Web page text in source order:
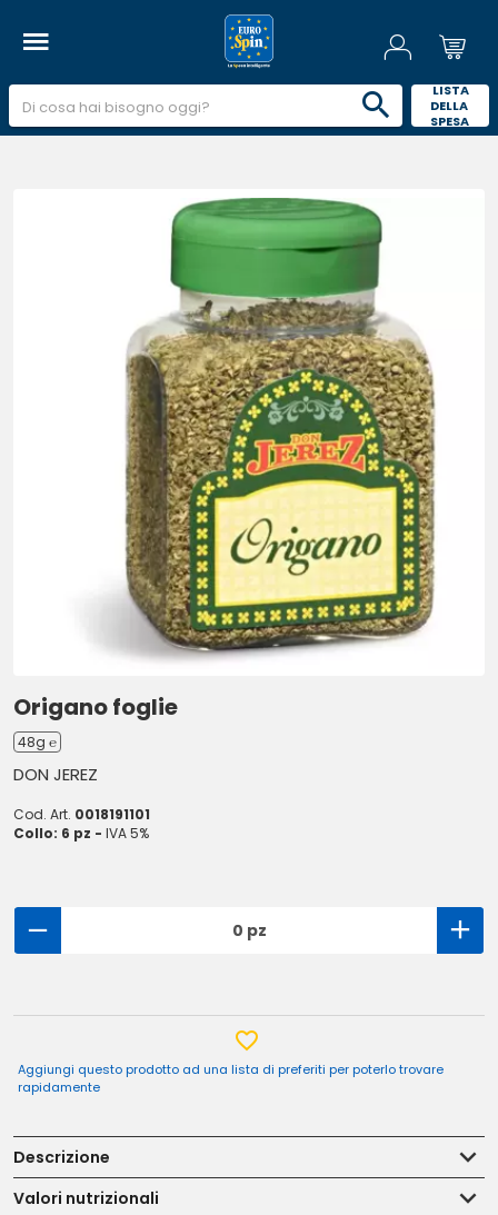
LISTA
DELLA
SPESA
Origano foglie
48g ℮
DON JEREZ
Cod. Art. 0018191101
Collo: 6 pz - IVA 5%
0 pz
Aggiungi questo prodotto ad una lista di preferiti per poterlo trovare
rapidamente
Descrizione
Valori nutrizionali